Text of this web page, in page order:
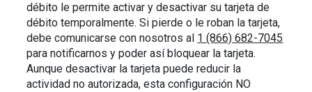
débito le permite activar y desactivar su tarjeta de
débito temporalmente. Si pierde o le roban la tarjeta,
debe comunicarse con nosotros al 1 (866) 682-7045
para notificarnos y poder así bloquear la tarjeta.
Aunque desactivar la tarjeta puede reducir la
actividad no autorizada, esta configuración NO